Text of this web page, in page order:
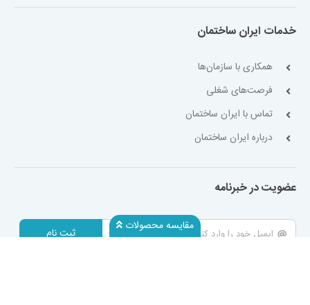
خدمات ایران ساختمان
همکاری با سازمان‌ها
فرصت‌های شغلی
تماس با ایران ساختمان
درباره ایران ساختمان
عضویت در خبرنامه
ثبت نام مقایسه محصولات